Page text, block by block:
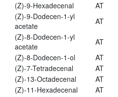
(Z)-9-Hexadecenal
AT
(Z)-9-Dodecen-1-yl
acetate
AT
(Z)-8-Dodecen-1-yl
acetate
AT
(Z)-8-Dodecen-1-ol
AT
(Z)-7-Tetradecenal
AT
(Z)-13-Octadecenal
AT
(Z)-11-Hexadecenal
AT